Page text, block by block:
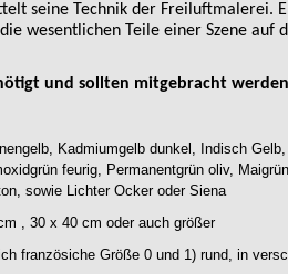
seine Technik der Freiluftmalerei.
wesentlichen Teile einer Szene auf
und sollten mitgebracht
Kadmiumgelb dunkel, Indisch
feurig, Permanentgrün oliv,
sowie Lichter Ocker oder Siena
, 30 x 40 cm oder auch größer
französiche Größe 0 und 1) rund, in